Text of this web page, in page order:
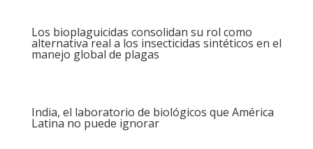
Los bioplaguicidas consolidan su rol como
alternativa real a los insecticidas sintéticos en el
manejo global de plagas
India, el laboratorio de biológicos que América
Latina no puede ignorar